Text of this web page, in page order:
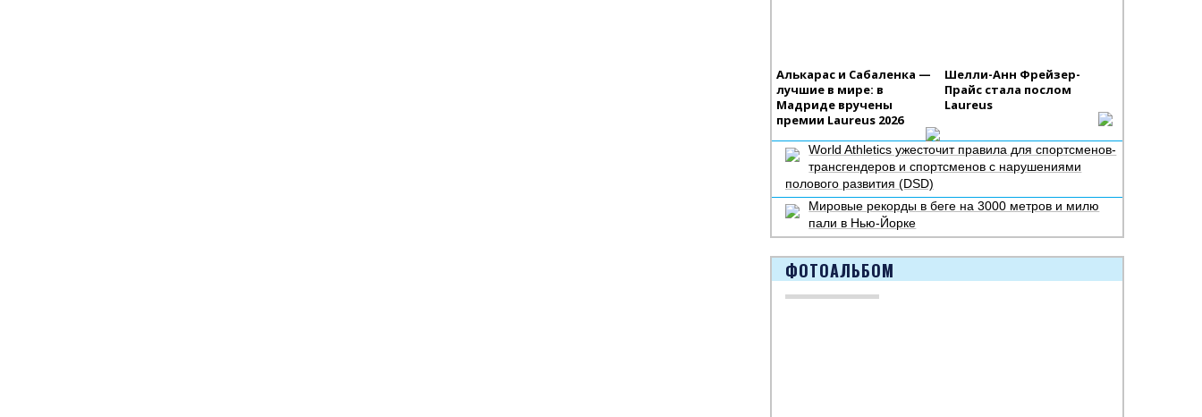
Алькарас и Сабаленка —
лучшие в мире: в
Мадриде вручены
премии Laureus 2026
Шелли-Анн Фрейзер-
Прайс стала послом
Laureus
World Athletics ужесточит правила для спортсменов-
трансгендеров и спортсменов с нарушениями
полового развития (DSD)
Мировые рекорды в беге на 3000 метров и милю
пали в Нью-Йорке
ФОТОАЛЬБОМ